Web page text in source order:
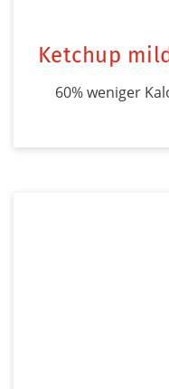
Ketchup
60% weniger